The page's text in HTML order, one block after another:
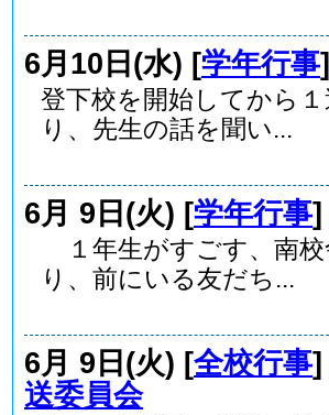
6月10日(水) [学年行事
登下校を開始してから
り、先生の話を聞い...
6月 9日(火) [学年行事
１年生がすごす、南
り、前にいる友だち...
6月 9日(火) [全校行事
送委員会